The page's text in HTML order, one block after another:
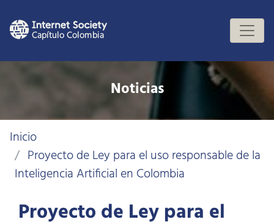
Noticias
Inicio
Proyecto de Ley para el uso responsable de la
Inteligencia Artificial en Colombia
Proyecto de Ley para el